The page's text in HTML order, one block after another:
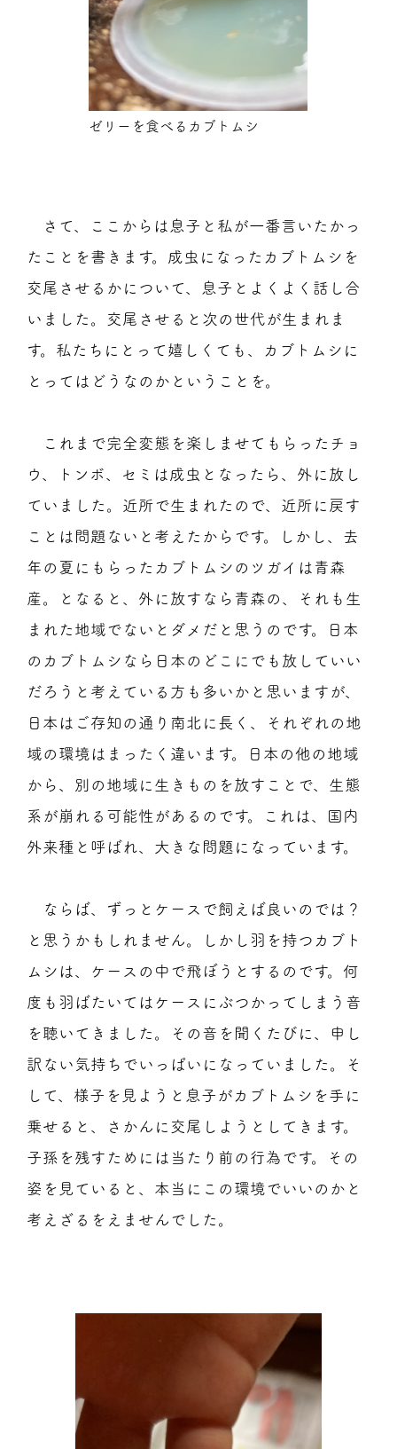
ゼリーを食べるカブトムシ
さて、ここからは息子と私が一番言いたかっ
たことを書きます。成虫になったカブトムシを
交尾させるかについて、息子とよくよく話し合
いました。交尾させると次の世代が生まれま
す。私たちにとって嬉しくても、カブトムシに
とってはどうなのかということを。
これまで完全変態を楽しませてもらったチョ
ウ、トンボ、セミは成虫となったら、外に放し
ていました。近所で生まれたので、近所に戻す
ことは問題ないと考えたからです。しかし、去
年の夏にもらったカブトムシのツガイは青森
産。となると、外に放すなら青森の、それも生
まれた地域でないとダメだと思うのです。日本
のカブトムシなら日本のどこにでも放していい
だろうと考えている方も多いかと思いますが、
日本はご存知の通り南北に長く、それぞれの地
域の環境はまったく違います。日本の他の地域
から、別の地域に生きものを放すことで、生態
系が崩れる可能性があるのです。これは、国内
外来種と呼ばれ、大きな問題になっています。
ならば、ずっとケースで飼えば良いのでは？
と思うかもしれません。しかし羽を持つカブト
ムシは、ケースの中で飛ぼうとするのです。何
度も羽ばたいてはケースにぶつかってしまう音
を聴いてきました。その音を聞くたびに、申し
訳ない気持ちでいっぱいになっていました。そ
して、様子を見ようと息子がカブトムシを手に
乗せると、さかんに交尾しようとしてきます。
子孫を残すためには当たり前の行為です。その
姿を見ていると、本当にこの環境でいいのかと
考えざるをえませんでした。